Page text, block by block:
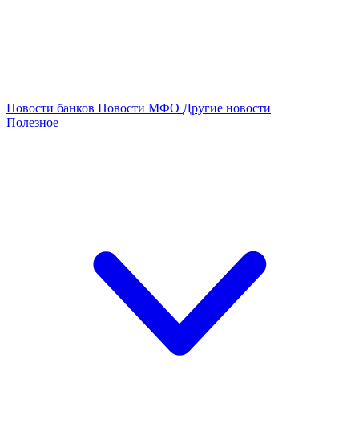
Новости банков Новости МФО Другие новости
Полезное